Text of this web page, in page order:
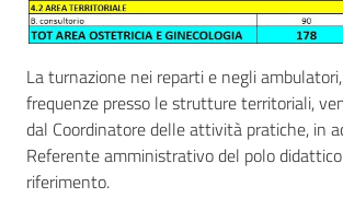
La turnazione nei reparti e negli
frequenze presso le strutture territoriali,
dal Coordinatore delle attività pratiche, in
Referente amministrativo del polo
riferimento.